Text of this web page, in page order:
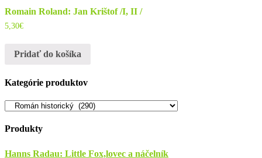
Romain Roland: Jan Krištof /I, II /
5,30€
Pridať do košíka
Kategórie produktov
Produkty
Hanns Radau: Little Fox,lovec a náčelník